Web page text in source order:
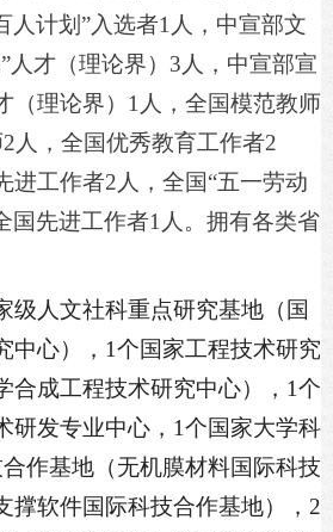
人计划”入选者1人，中宣部文
人才（理论界）3人，中宣部宣
（理论界）1人，全国模范教师
人，全国优秀教育工作者2
进工作者2人，全国“五一劳动
国先进工作者1人。拥有各类省
级人文社科重点研究基地（国
中心），1个国家工程技术研究
合成工程技术研究中心），1个
研发专业中心，1个国家大学科
作基地（无机膜材料国际科技
撑软件国际科技合作基地），2